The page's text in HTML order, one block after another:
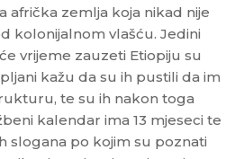
afrička zemlja koja nikad nije
kolonijalnom vlašću. Jedini
vrijeme zauzeti Etiopiju su
kažu da su ih pustili da im
te su ih nakon toga
kalendar ima 13 mjeseci te
slogana po kojim su poznati